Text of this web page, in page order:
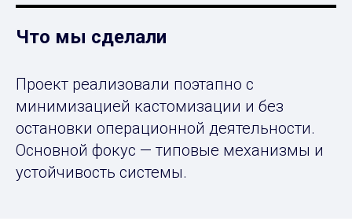
Что мы сделали
Проект реализовали поэтапно с
минимизацией кастомизации и без
остановки операционной деятельности.
Основной фокус — типовые механизмы и
устойчивость системы.